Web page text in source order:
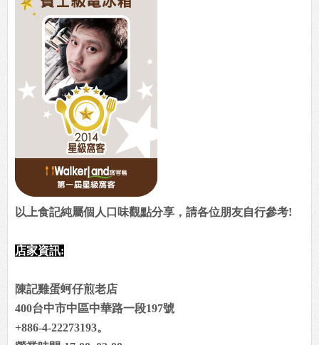
以上食記純屬個人口味觀點分享，請各位朋友自行參考!
店家資訊:
陳記雞蛋蚵仔煎老店
400台中市中區中華路一段197號
+886-4-22273193。